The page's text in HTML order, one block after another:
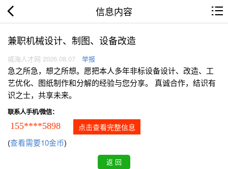
信息内容
兼职机械设计、制图、设备改造
威海人才网 2026.08.07 举报
急之所急，想之所想。愿把本人多年非标设备设计、改造、工
艺优化、图纸制作和分解的经验与您分享。 真诚合作，结识有
识之士，共享未来。
联系人手机/微信：
155****5898 点击查看完整信息
(查看需要10金币)